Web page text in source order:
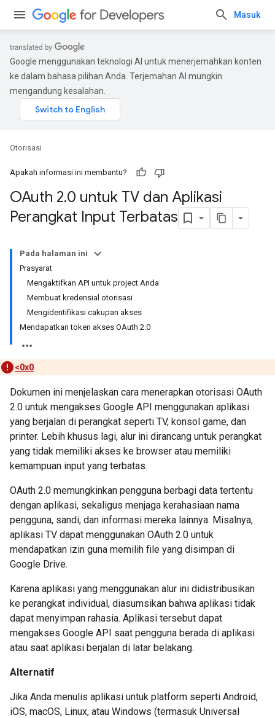
Masuk
Google menggunakan teknologi AI untuk menerjemahkan konten
ke dalam bahasa pilihan Anda. Terjemahan AI mungkin
mengandung kesalahan.
Otorisasi
Apakah informasi ini membantu?
OAuth 2.0 untuk TV dan Aplikasi
Perangkat Input Terbatas
Pada halaman ini
Prasyarat
Mengaktifkan API untuk project Anda
Membuat kredensial otorisasi
Mengidentifikasi cakupan akses
Mendapatkan token akses OAuth 2.0
<0x0
Dokumen ini menjelaskan cara menerapkan otorisasi OAuth
2.0 untuk mengakses Google API menggunakan aplikasi
yang berjalan di perangkat seperti TV, konsol game, dan
printer. Lebih khusus lagi, alur ini dirancang untuk perangkat
yang tidak memiliki akses ke browser atau memiliki
kemampuan input yang terbatas.
OAuth 2.0 memungkinkan pengguna berbagi data tertentu
dengan aplikasi, sekaligus menjaga kerahasiaan nama
pengguna, sandi, dan informasi mereka lainnya. Misalnya,
aplikasi TV dapat menggunakan OAuth 2.0 untuk
mendapatkan izin guna memilih file yang disimpan di
Google Drive.
Karena aplikasi yang menggunakan alur ini didistribusikan
ke perangkat individual, diasumsikan bahwa aplikasi tidak
dapat menyimpan rahasia. Aplikasi tersebut dapat
mengakses Google API saat pengguna berada di aplikasi
atau saat aplikasi berjalan di latar belakang.
Alternatif
Jika Anda menulis aplikasi untuk platform seperti Android,
iOS, macOS, Linux, atau Windows (termasuk Universal